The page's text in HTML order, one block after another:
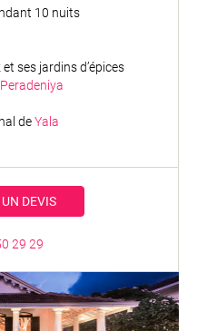
10 nuits
ses jardins d’épices
Peradeniya
deYala
DEVIS
29 29